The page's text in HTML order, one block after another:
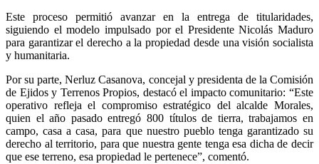
Este proceso permitió avanzar en la entrega de titularidades,
siguiendo el modelo impulsado por el Presidente Nicolás Maduro
para garantizar el derecho a la propiedad desde una visión socialista
y humanitaria.
Por su parte, Nerluz Casanova, concejal y presidenta de la Comisión
de Ejidos y Terrenos Propios, destacó el impacto comunitario: “Este
operativo refleja el compromiso estratégico del alcalde Morales,
quien el año pasado entregó 800 títulos de tierra, trabajamos en
campo, casa a casa, para que nuestro pueblo tenga garantizado su
derecho al territorio, para que nuestra gente tenga esa dicha de decir
que ese terreno, esa propiedad le pertenece”, comentó.